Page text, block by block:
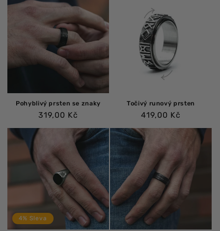
Pohyblivý prsten se znaky
Běžná
319,00 Kč
Točivý runový prsten
Běžná
419,00 Kč
4% Sleva